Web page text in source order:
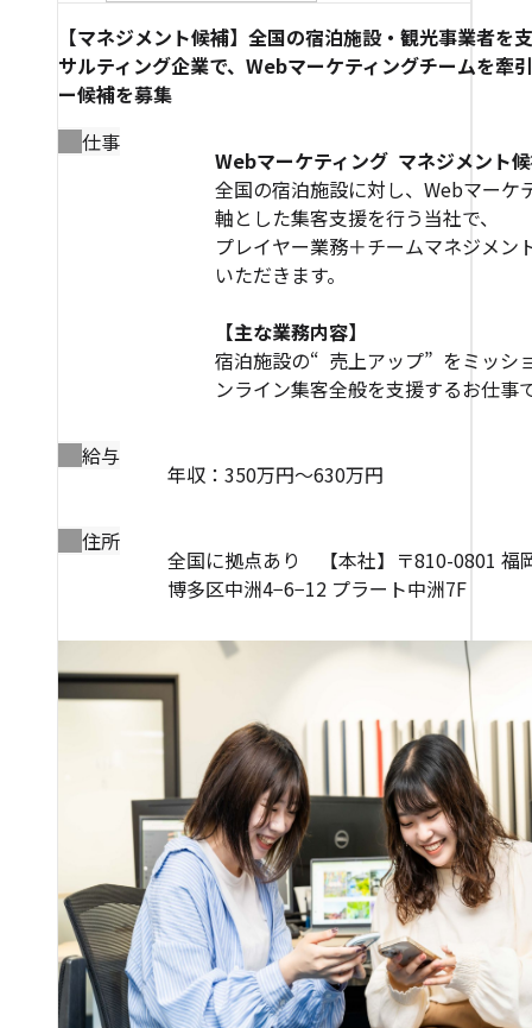
【マネジメント候補】全国の宿泊施設・観光事業者を
サルティング企業で、Webマーケティングチームを牽
ー候補を募集
仕事
Webマーケティング マネジメント
全国の宿泊施設に対し、Webマーケ
軸とした集客支援を行う当社で、
プレイヤー業務＋チームマネジメン
いただきます。
【主な業務内容】
宿泊施設の“ 売上アップ” をミッシ
ンライン集客全般を支援するお仕事
給与
年収：350万円～630万円
住所
全国に拠点あり 【本社】〒810-0801 福
博多区中洲4−6−12 プラート中洲7F